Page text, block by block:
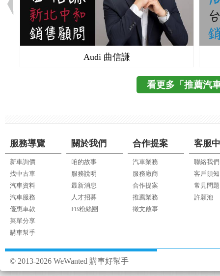
Audi 曲信謙
看更多「推薦汽
服務導覽
新車詢價
找中古車
汽車資料
汽車服務
優惠車款
菜單分享
購車幫手
關於我們
咱的故事
服務說明
最新消息
人才招募
FB粉絲團
合作提案
汽車業務
服務廠商
合作提案
推薦業務
徵文啟事
客服
聯絡我們
客戶須知
常見問題
許願池
© 2013-2026 WeWanted 購車好幫手